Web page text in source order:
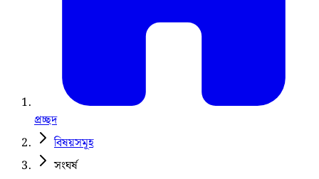
প্রচ্ছদ
বিষয়সমূহ
সংঘর্ষ